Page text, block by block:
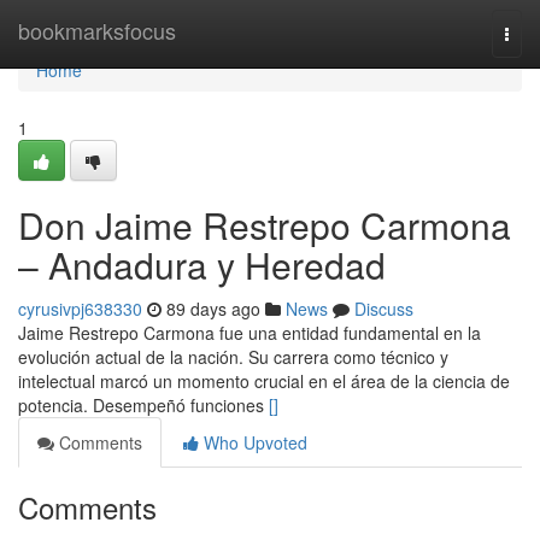
bookmarksfocus
Home
Home
1
Don Jaime Restrepo Carmona
– Andadura y Heredad
cyrusivpj638330 89 days ago News
Discuss
Jaime Restrepo Carmona fue una entidad fundamental en la
evolución actual de la nación. Su carrera como técnico y
intelectual marcó un momento crucial en el área de la ciencia de
potencia. Desempeñó funciones []
Comments
Who Upvoted
Comments